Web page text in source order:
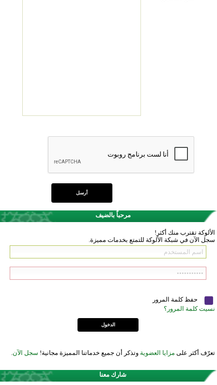
مرحباً بالضيف
الألوكة تقترب منك أكثر!
سجل الآن في شبكة الألوكة للتمتع بخدمات مميزة.
حفظ كلمة المرور
نسيت كلمة المرور؟
تعرّف أكثر على مزايا العضوية وتذكر أن جميع خدماتنا المميزة مجانية! سجل الآن
شارك معنا